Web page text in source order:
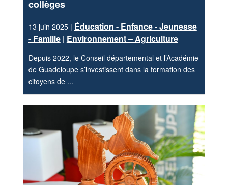
collèges
13 juin 2025 | Éducation - Enfance - Jeunesse
- Famille| Environnement – Agriculture
Depuis 2022, le Conseil départemental et l’Académie
de Guadeloupe s’investissent dans la formation des
citoyens de ...